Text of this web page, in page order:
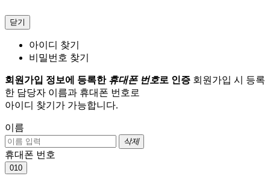
닫기
아이디 찾기
비밀번호 찾기
회원가입 정보에 등록한 휴대폰 번호로 인증 회원가입 시 등록
한 담당자 이름과 휴대폰 번호로
아이디 찾기가 가능합니다.
이름
삭제
휴대폰 번호
010